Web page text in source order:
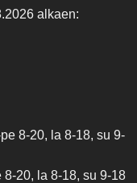
alkaen:
8-20, la 8-18, su 9-
20, la 8-18, su 9-18